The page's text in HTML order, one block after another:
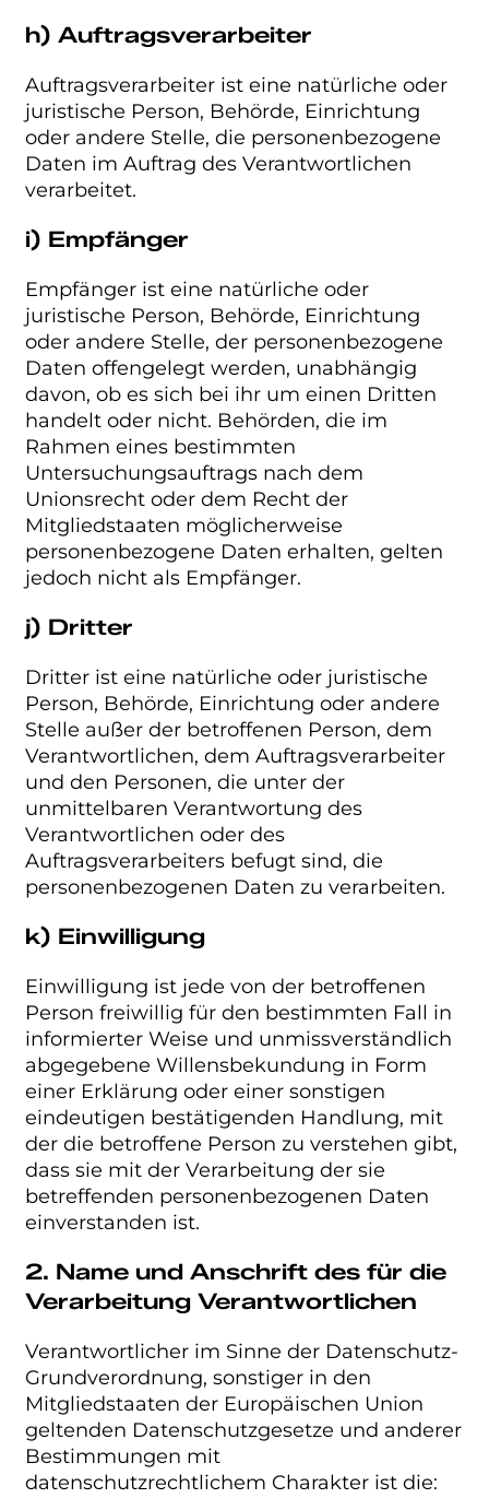
h) Auftragsverarbeiter
Auftragsverarbeiter ist eine natürliche oder
juristische Person, Behörde, Einrichtung
oder andere Stelle, die personenbezogene
Daten im Auftrag des Verantwortlichen
verarbeitet.
i) Empfänger
Empfänger ist eine natürliche oder
juristische Person, Behörde, Einrichtung
oder andere Stelle, der personenbezogene
Daten offengelegt werden, unabhängig
davon, ob es sich bei ihr um einen Dritten
handelt oder nicht. Behörden, die im
Rahmen eines bestimmten
Untersuchungsauftrags nach dem
Unionsrecht oder dem Recht der
Mitgliedstaaten möglicherweise
personenbezogene Daten erhalten, gelten
jedoch nicht als Empfänger.
j) Dritter
Dritter ist eine natürliche oder juristische
Person, Behörde, Einrichtung oder andere
Stelle außer der betroffenen Person, dem
Verantwortlichen, dem Auftragsverarbeiter
und den Personen, die unter der
unmittelbaren Verantwortung des
Verantwortlichen oder des
Auftragsverarbeiters befugt sind, die
personenbezogenen Daten zu verarbeiten.
k) Einwilligung
Einwilligung ist jede von der betroffenen
Person freiwillig für den bestimmten Fall in
informierter Weise und unmissverständlich
abgegebene Willensbekundung in Form
einer Erklärung oder einer sonstigen
eindeutigen bestätigenden Handlung, mit
der die betroffene Person zu verstehen gibt,
dass sie mit der Verarbeitung der sie
betreffenden personenbezogenen Daten
einverstanden ist.
2. Name und Anschrift des für die
Verarbeitung Verantwortlichen
Verantwortlicher im Sinne der Datenschutz-
Grundverordnung, sonstiger in den
Mitgliedstaaten der Europäischen Union
geltenden Datenschutzgesetze und anderer
Bestimmungen mit
datenschutzrechtlichem Charakter ist die: